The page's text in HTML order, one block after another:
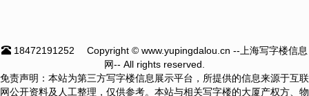
18472191252
Copyright © www.yupingdalou.cn --上海写字楼信息
网-- All rights reserved.
免责声明：本站为第三方写字楼信息展示平台，所提供的信息来源于互联
网公开资料及人工整理，仅供参考。本站与相关写字楼的大厦产权方、物